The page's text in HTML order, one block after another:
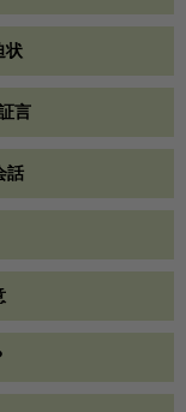
状
言
話